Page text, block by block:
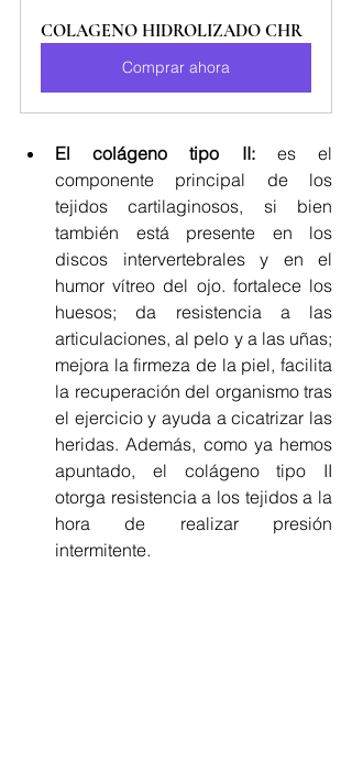
COLAGENO HIDROLIZADO CHR
Comprar ahora
El colágeno tipo II: es el
componente principal de los
tejidos cartilaginosos, si bien
también está presente en los
discos intervertebrales y en el
humor vítreo del ojo. fortalece los
huesos; da resistencia a las
articulaciones, al pelo y a las uñas;
mejora la firmeza de la piel, facilita
la recuperación del organismo tras
el ejercicio y ayuda a cicatrizar las
heridas. Además, como ya hemos
apuntado, el colágeno tipo II
otorga resistencia a los tejidos a la
hora de realizar presión
intermitente.